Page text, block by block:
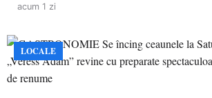
acum 1 zi
LOCALE